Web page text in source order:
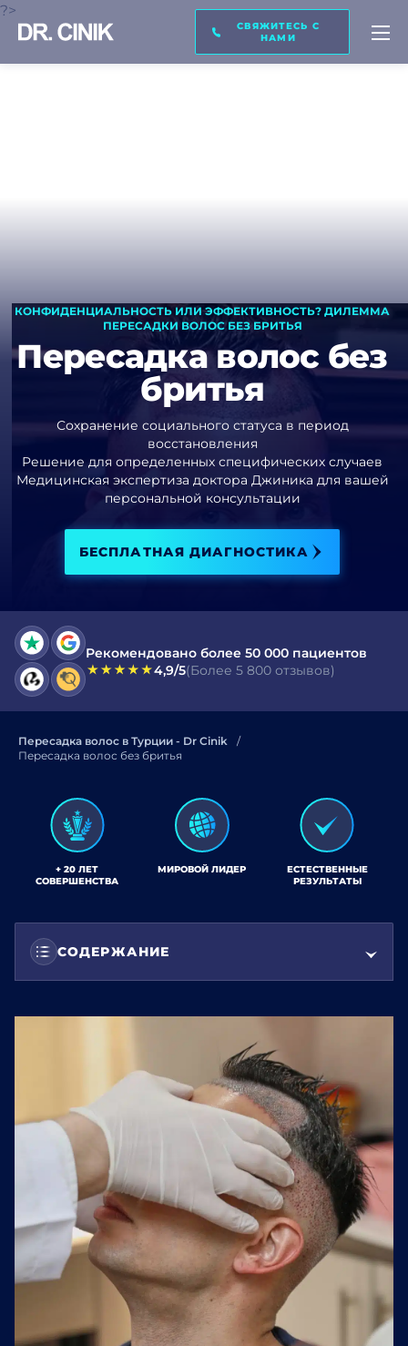
?>
СВЯЖИТЕСЬ С
НАМИ
ПЕРЕЗВОНИ МНЕ
Телефон *
Я прочитал и принимаю условияполитики конфиденциальности
коммерческое электронное сообщение
ОТПРАВИТЬ
КОНФИДЕНЦИАЛЬНОСТЬ ИЛИ ЭФФЕКТИВНОСТЬ? ДИЛЕММА
ПЕРЕСАДКИ ВОЛОС БЕЗ БРИТЬЯ
Пересадка волос без
бритья
Сохранение социального статуса в период
восстановления
Решение для определенных специфических случаев
Медицинская экспертиза доктора Джиника для вашей
персональной консультации
БЕСПЛАТНАЯ ДИАГНОСТИКА
Рекомендовано более 50 000 пациентов
4,9/5(Более 5 800 отзывов)
Пересадка волос в Турции - Dr Cinik
Пересадка волос без бритья
+ 20 ЛЕТ
СОВЕРШЕНСТВА
МИРОВОЙ ЛИДЕР
ЕСТЕСТВЕННЫЕ
РЕЗУЛЬТАТЫ
СОДЕРЖАНИЕ
ТРАНСКРИПЦИЯ